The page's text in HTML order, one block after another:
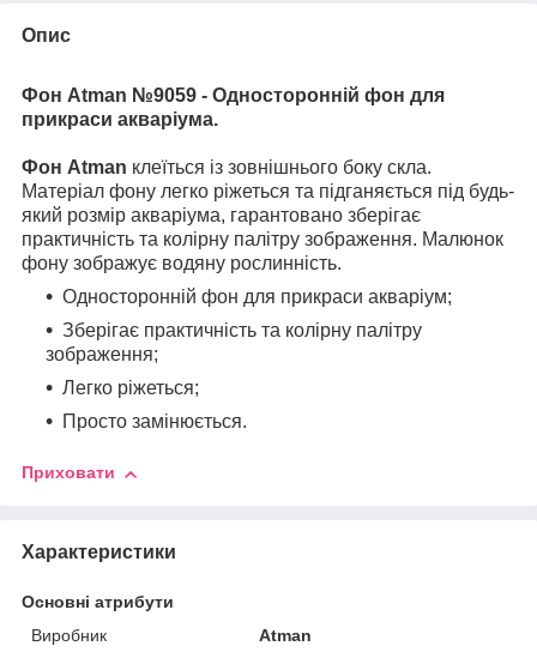
Опис
Фон Atman №9059 - Односторонній фон для
прикраси акваріума.
Фон Atman клеїться із зовнішнього боку скла.
Матеріал фону легко ріжеться та підганяється під будь-
який розмір акваріума, гарантовано зберігає
практичність та колірну палітру зображення. Малюнок
фону зображує водяну рослинність.
Односторонній фон для прикраси акваріум;
Зберігає практичність та колірну палітру
зображення;
Легко ріжеться;
Просто замінюється.
Приховати
Характеристики
Основні атрибути
Виробник
Atman